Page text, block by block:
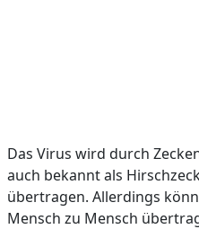
Das Virus wird durch
auch bekannt als
übertragen. Allerdings
Mensch zu Mensch